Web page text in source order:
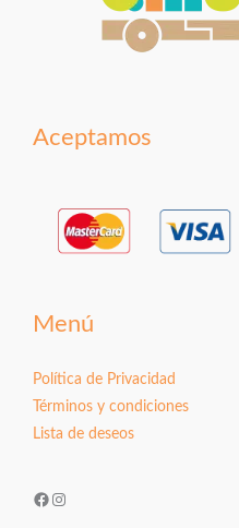
Aceptamos
Menú
Política de Privacidad
Términos y condiciones
Lista de deseos
Facebook
Instagram